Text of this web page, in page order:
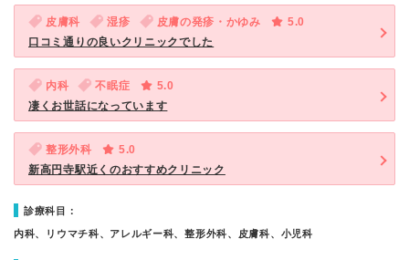
皮膚科 湿疹 皮膚の発疹・かゆみ
5.0
口コミ通りの良いクリニックでした
内科 不眠症
5.0
凄くお世話になっています
整形外科
5.0
新高円寺駅近くのおすすめクリニック
診療科目：
内科、リウマチ科、アレルギー科、整形外科、皮膚科、小児科